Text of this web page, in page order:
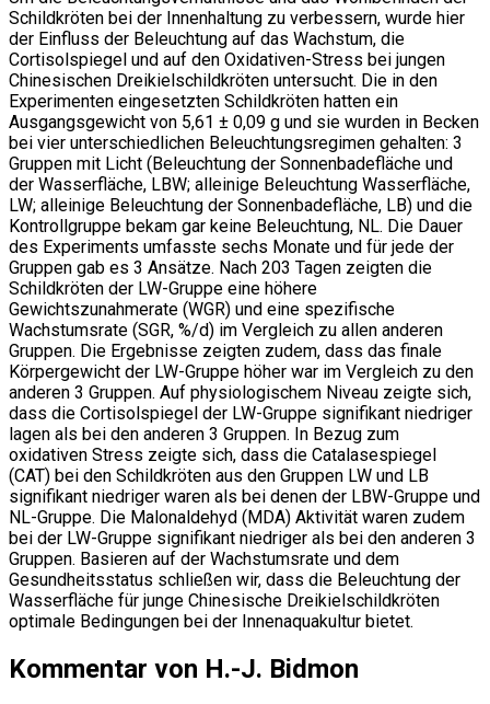
Schildkröten bei der Innenhaltung zu verbessern, wurde hier
der Einfluss der Beleuchtung auf das Wachstum, die
Cortisolspiegel und auf den Oxidativen-Stress bei jungen
Chinesischen Dreikielschildkröten untersucht. Die in den
Experimenten eingesetzten Schildkröten hatten ein
Ausgangsgewicht von 5,61 ± 0,09 g und sie wurden in Becken
bei vier unterschiedlichen Beleuchtungsregimen gehalten: 3
Gruppen mit Licht (Beleuchtung der Sonnenbadefläche und
der Wasserfläche, LBW; alleinige Beleuchtung Wasserfläche,
LW; alleinige Beleuchtung der Sonnenbadefläche, LB) und die
Kontrollgruppe bekam gar keine Beleuchtung, NL. Die Dauer
des Experiments umfasste sechs Monate und für jede der
Gruppen gab es 3 Ansätze. Nach 203 Tagen zeigten die
Schildkröten der LW-Gruppe eine höhere
Gewichtszunahmerate (WGR) und eine spezifische
Wachstumsrate (SGR, %/d) im Vergleich zu allen anderen
Gruppen. Die Ergebnisse zeigten zudem, dass das finale
Körpergewicht der LW-Gruppe höher war im Vergleich zu den
anderen 3 Gruppen. Auf physiologischem Niveau zeigte sich,
dass die Cortisolspiegel der LW-Gruppe signifikant niedriger
lagen als bei den anderen 3 Gruppen. In Bezug zum
oxidativen Stress zeigte sich, dass die Catalasespiegel
(CAT) bei den Schildkröten aus den Gruppen LW und LB
signifikant niedriger waren als bei denen der LBW-Gruppe und
NL-Gruppe. Die Malonaldehyd (MDA) Aktivität waren zudem
bei der LW-Gruppe signifikant niedriger als bei den anderen 3
Gruppen. Basieren auf der Wachstumsrate und dem
Gesundheitsstatus schließen wir, dass die Beleuchtung der
Wasserfläche für junge Chinesische Dreikielschildkröten
optimale Bedingungen bei der Innenaquakultur bietet.
Kommentar von H.-J. Bidmon